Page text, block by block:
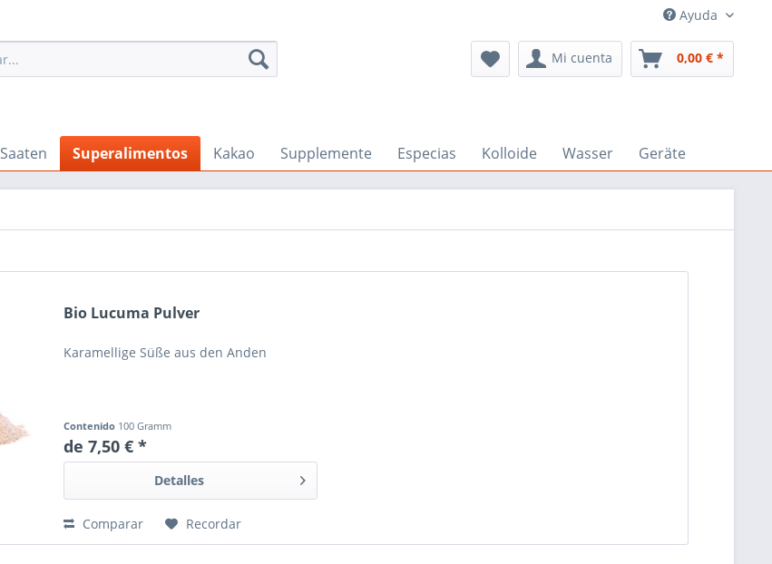
Ayuda
Mi cuenta 0,00 € *
Saaten Superalimentos Kakao Supplemente Especias Kolloide Wasser Geräte
Bio Lucuma Pulver
Karamellige Süße aus den Anden
Contenido 100 Gramm
de 7,50 € *
Detalles
Comparar Recordar